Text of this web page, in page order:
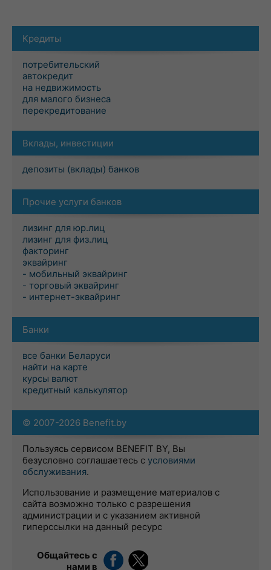
Кредиты
потребительский
автокредит
на недвижимость
для малого бизнеса
перекредитование
Вклады, инвестиции
депозиты (вклады) банков
Прочие услуги банков
лизинг для юр.лиц
лизинг для физ.лиц
факторинг
эквайринг
- мобильный эквайринг
- торговый эквайринг
- интернет-эквайринг
Банки
все банки Беларуси
найти на карте
курсы валют
кредитный калькулятор
© 2007-2026 Benefit.by
Пользуясь сервисом BENEFIT BY, Вы
безусловно соглашаетесь с условиями
обслуживания.
Использование и размещение материалов с
сайта возможно только с разрешения
администрации и с указанием активной
гиперссылки на данный ресурс
Общайтесь с
нами в